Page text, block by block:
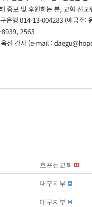
호프선교회
대구지부
대구지부